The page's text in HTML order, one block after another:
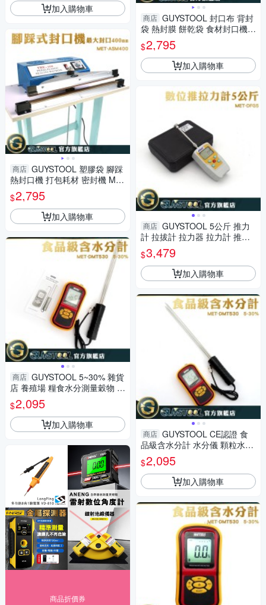
加入購物車
商店 GUYSTOOL 塑膠袋 腳踩
熱封口機 打包耗材 密封機 ME
T-ASM400 真空包裝袋 包裝機
$2,795
加入購物車
商店 GUYSTOOL 5~30% 雜貨
店 養殖場 糧食水分測量穀物 含
水度 水分儀 MET-DMT530 大
袋食品水分
$2,095
加入購物車
商品折價券
商店 GUYSTOOL 封口布 背封
袋 熱封膜 餅乾袋 食材封口機
足踏封口機 速熱封口機 MET-A
SM400
$2,795
加入購物車
商店 GUYSTOOL 5公斤 推力
計 拉拔計 拉力器 拉力計 推拉
壓 MET-DFG5 測力計 推拉力
計 多規格3種模式
$3,479
加入購物車
商店 GUYSTOOL CE認證 食
品級含水分計 水分儀 顆粒水分
儀 雜貨店 DMT530 米廠 穀物
$2,095
加入購物車